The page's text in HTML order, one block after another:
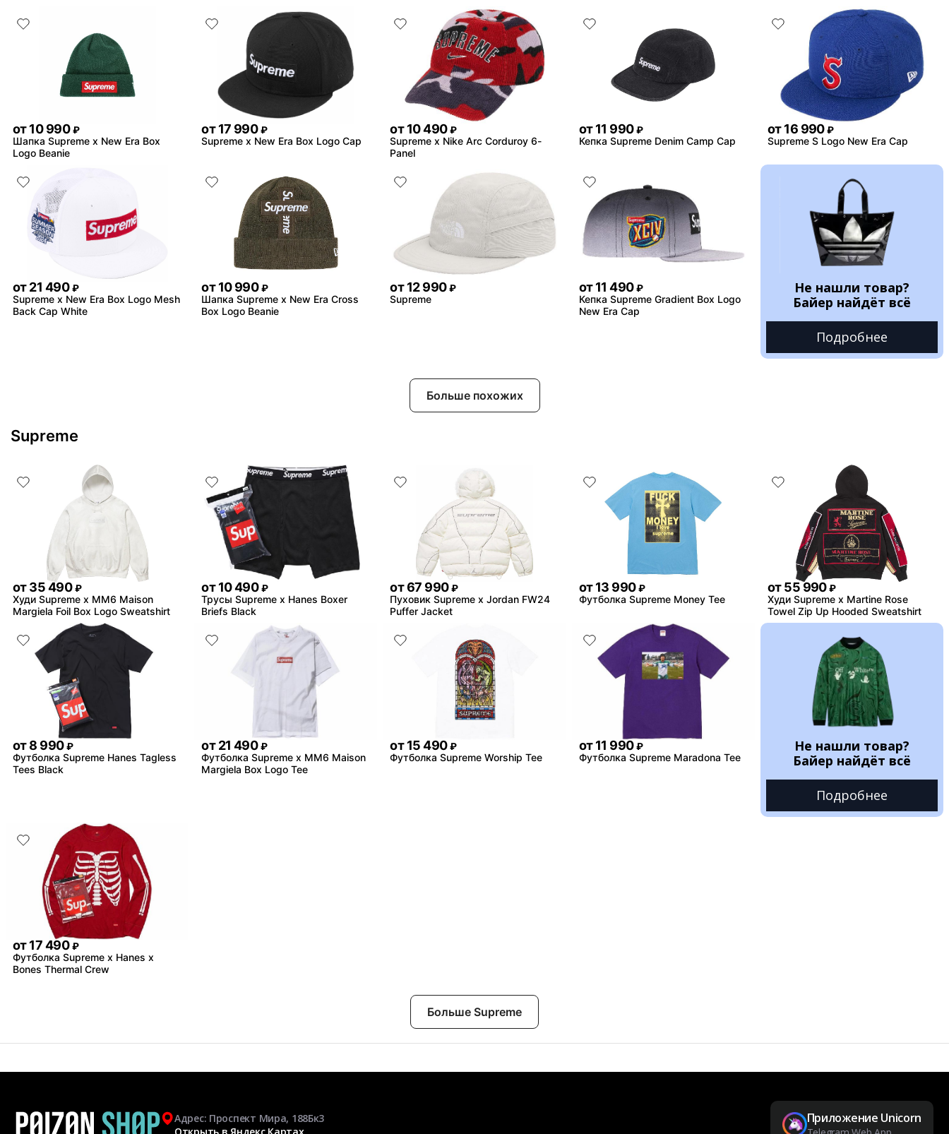
от10 990 ₽
Шапка Supreme x New Era Box
Logo Beanie
от 17 990 ₽
Supreme x New Era Box Logo Cap
от 10 490 ₽
Supreme x Nike Arc Corduroy 6-
Panel
от 11 990 ₽
Кепка Supreme Denim Camp Cap
от 16 990 ₽
Supreme S Logo New Era Cap
от21 490 ₽
Supreme x New Era Box Logo Mesh
Back Cap White
от 10 990 ₽
Шапка Supreme x New Era Cross
Box Logo Beanie
от 12 990 ₽
Supreme
от 11 490 ₽
Кепка Supreme Gradient Box Logo
New Era Cap
Не нашли товар?
Байер найдёт всё
Подробнее
Больше похожих
Supreme
от35 490 ₽
Худи Supreme x MM6 Maison
Margiela Foil Box Logo Sweatshirt
от 10 490 ₽
Трусы Supreme x Hanes Boxer
Briefs Black
от67 990 ₽
Пуховик Supreme x Jordan FW24
Puffer Jacket
от 13 990 ₽
Футболка Supreme Money Tee
от 55 990 ₽
Худи Supreme x Martine Rose
Towel Zip Up Hooded Sweatshirt
от8 990 ₽
Футболка Supreme Hanes Tagless
Tees Black
от 21 490 ₽
Футболка Supreme x MM6 Maison
Margiela Box Logo Tee
от 15 490 ₽
Футболка Supreme Worship Tee
от 11 990 ₽
Футболка Supreme Maradona Tee
Не нашли товар?
Байер найдёт всё
Подробнее
от17 490 ₽
Футболка Supreme x Hanes x
Bones Thermal Crew
Больше Supreme
Адрес: Проспект Мира, 188Бк3
Открыть в Яндекс Картах
Приложение Unicorn